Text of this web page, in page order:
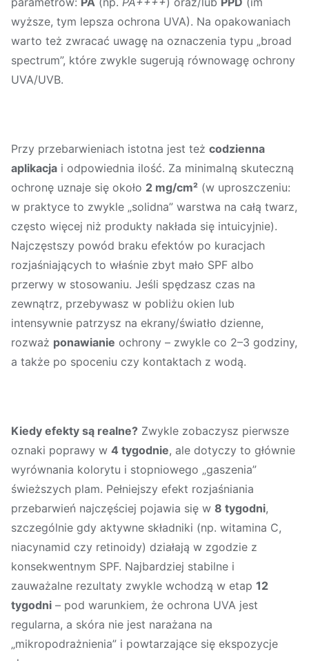
wyższe, tym lepsza ochrona UVA). Na opakowaniach
warto też zwracać uwagę na oznaczenia typu „broad
spectrum”, które zwykle sugerują równowagę ochrony
UVA/UVB.
Przy przebarwieniach istotna jest też codzienna
aplikacja i odpowiednia ilość. Za minimalną skuteczną
ochronę uznaje się około 2 mg/cm² (w uproszczeniu:
w praktyce to zwykle „solidna” warstwa na całą twarz,
często więcej niż produkty nakłada się intuicyjnie).
Najczęstszy powód braku efektów po kuracjach
rozjaśniających to właśnie zbyt mało SPF albo
przerwy w stosowaniu. Jeśli spędzasz czas na
zewnątrz, przebywasz w pobliżu okien lub
intensywnie patrzysz na ekrany/światło dzienne,
rozważ ponawianie ochrony – zwykle co 2–3 godziny,
a także po spoceniu czy kontaktach z wodą.
Kiedy efekty są realne? Zwykle zobaczysz pierwsze
oznaki poprawy w 4 tygodnie, ale dotyczy to głównie
wyrównania kolorytu i stopniowego „gaszenia”
świeższych plam. Pełniejszy efekt rozjaśniania
przebarwień najczęściej pojawia się w 8 tygodni,
szczególnie gdy aktywne składniki (np. witamina C,
niacynamid czy retinoidy) działają w zgodzie z
konsekwentnym SPF. Najbardziej stabilne i
zauważalne rezultaty zwykle wchodzą w etap 12
tygodni – pod warunkiem, że ochrona UVA jest
regularna, a skóra nie jest narażana na
„mikropodrażnienia” i powtarzające się ekspozycje